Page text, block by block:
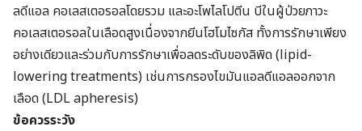
ลดีแอล คอเลสเตอรอลโดยรวม และอะโพไลโปตีน บีในผู้ป่วยภาวะ
คอเลสเตอรอลในเลือดสูงเนื่องจากยีนโฮโมไซกัส ทั้งการรักษาเพียง
อย่างเดียวและร่วมกับการรักษาเพื่อลดระดับของลิพิด (lipid-
lowering treatments) เช่นการกรองไขมันแอลดีแอลออกจาก
เลือด (LDL apheresis)
ข้อควรระวัง